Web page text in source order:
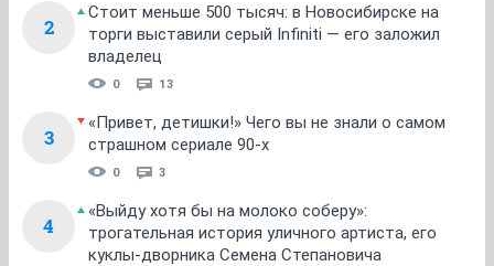
2
Стоит меньше 500 тысяч: в Новосибирске на
торги выставили серый Infiniti — его заложил
владелец
0 13
3
«Привет, детишки!» Чего вы не знали о самом
страшном сериале 90-х
0 3
4
«Выйду хотя бы на молоко соберу»:
трогательная история уличного артиста, его
куклы-дворника Семена Степановича